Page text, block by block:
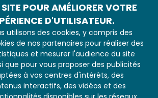
SITE POUR AMÉLIORER VOTRE
D'UTILISATEUR.
utilisons des cookies, y compris des
de nos partenaires pour réaliser des
et mesurer l'audience du site
que pour vous proposer des publicités
à vos centres d'intérêts, des
interactifs, des vidéos et des
disponibles sur les réseaux